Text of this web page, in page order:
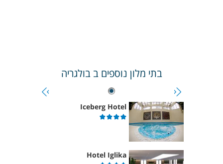
בתי מלון נוספים בבולגריה
Iceberg Hotel
Hotel Iglika